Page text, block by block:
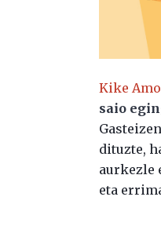
Kike
saio
dituzte,
aurkezle
eta